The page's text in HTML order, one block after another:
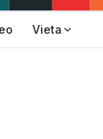
Vieta